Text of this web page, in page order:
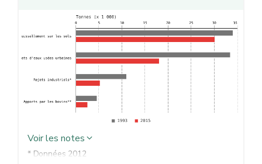
Voir les notes
* Données 2012